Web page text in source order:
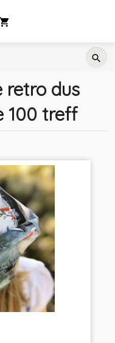
retro dus
100 treff